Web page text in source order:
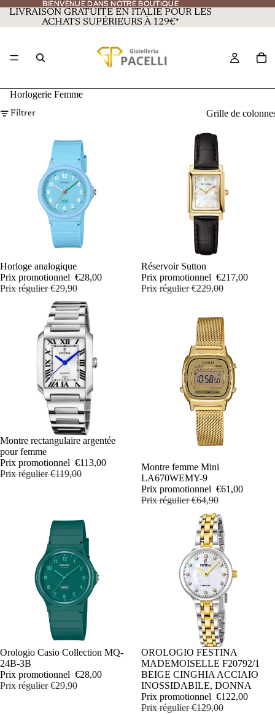
BIENVENUE DANS NOTRE BOUTIQUE
BIENVENUE DANS NOTRE BOUTIQUE
LIVRAISON GRATUITE EN ITALIE POUR LES
ACHATS SUPÉRIEURS À 129€*
Horlogerie Femme
Filtrer Grille de
PROMOTION
Horloge analogique
Prix promotionnel €28,00
Prix régulier€29,90
PROMOTION
Réservoir Sutton
Prix promotionnel €217,00
Prix régulier€229,00
PROMOTION
Montre rectangulaire argentée
pour femme
Prix promotionnel €113,00
Prix régulier€119,00
PROMOTION
Montre femme Mini
LA670WEMY-9
Prix promotionnel €61,00
Prix régulier€64,90
PROMOTION
Orologio Casio Collection MQ-
24B-3B
Prix promotionnel €28,00
Prix régulier€29,90
PROMOTION
OROLOGIO FESTINA
MADEMOISELLE F20792/1
BEIGE CINGHIA ACCIAIO
INOSSIDABILE, DONNA
Prix promotionnel €122,00
Prix régulier€129,00